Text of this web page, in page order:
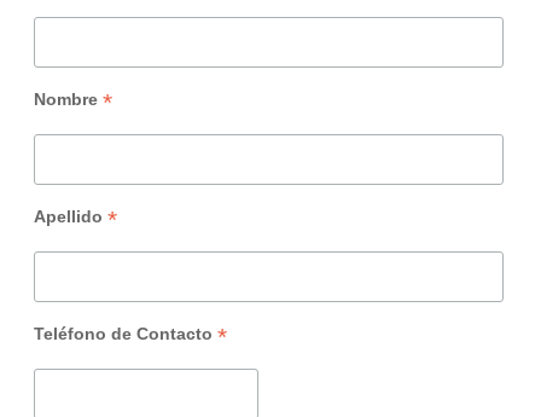
Nombre *
Apellido *
Teléfono de Contacto *